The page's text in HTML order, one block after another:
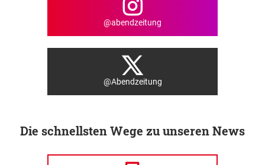
@abendzeitung
@Abendzeitung
Die schnellsten Wege zu unseren News